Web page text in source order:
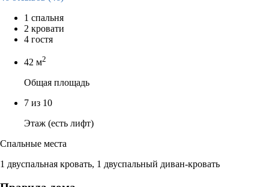
1 спальня
2 кровати
4 гостя
42 м2
Общая площадь
7 из 10
Этаж (есть лифт)
Спальные места
1 двуспальная кровать, 1 двуспальный диван-кровать